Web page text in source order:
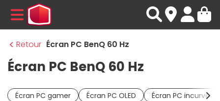
MENU
Retour Écran PC BenQ 60 Hz
Écran PC BenQ 60 Hz
Écran PC gamer Écran PC OLED Écran PC incurvé